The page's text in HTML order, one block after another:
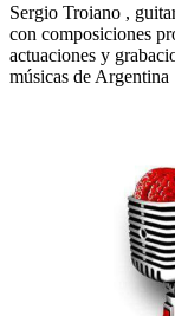
Sergio Troiano ,
con composiciones
actuaciones y
músicas de Argentina